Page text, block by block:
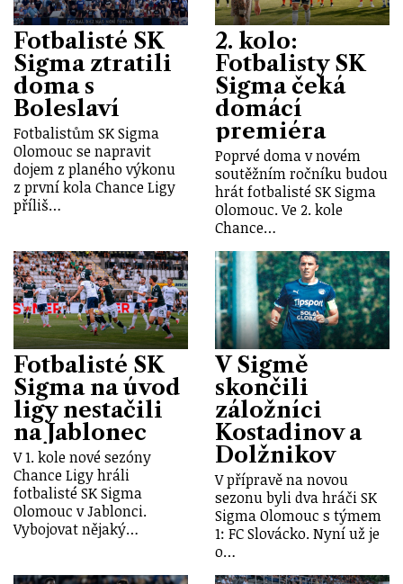
Fotbalisté SK
Sigma ztratili
doma s
Boleslaví
Fotbalistům SK Sigma
Olomouc se napravit
dojem z planého výkonu
z první kola Chance Ligy
příliš…
2. kolo:
Fotbalisty SK
Sigma čeká
domácí
premiéra
Poprvé doma v novém
soutěžním ročníku budou
hrát fotbalisté SK Sigma
Olomouc. Ve 2. kole
Chance…
Fotbalisté SK
Sigma na úvod
ligy nestačili
na Jablonec
V 1. kole nové sezóny
Chance Ligy hráli
fotbalisté SK Sigma
Olomouc v Jablonci.
Vybojovat nějaký…
V Sigmě
skončili
záložníci
Kostadinov a
Dolžnikov
V přípravě na novou
sezonu byli dva hráči SK
Sigma Olomouc s týmem
1: FC Slovácko. Nyní už je
o…